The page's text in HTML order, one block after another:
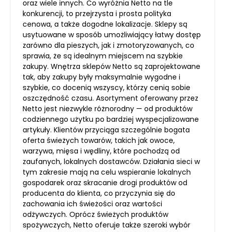
oraz wiele innych. Co wyróżnia Netto na tle
konkurencji, to przejrzysta i prosta polityka
cenowa, a także dogodne lokalizacje. Sklepy są
usytuowane w sposób umożliwiający łatwy dostęp
zarówno dla pieszych, jak i zmotoryzowanych, co
sprawia, że są idealnym miejscem na szybkie
zakupy. Wnętrza sklepów Netto są zaprojektowane
tak, aby zakupy były maksymalnie wygodne i
szybkie, co docenią wszyscy, którzy cenią sobie
oszczędność czasu. Asortyment oferowany przez
Netto jest niezwykle różnorodny — od produktów
codziennego użytku po bardziej wyspecjalizowane
artykuły. Klientów przyciąga szczególnie bogata
oferta świeżych towarów, takich jak owoce,
warzywa, mięsa i wędliny, które pochodzą od
zaufanych, lokalnych dostawców. Działania sieci w
tym zakresie mają na celu wspieranie lokalnych
gospodarek oraz skracanie drogi produktów od
producenta do klienta, co przyczynia się do
zachowania ich świeżości oraz wartości
odżywczych. Oprócz świeżych produktów
spożywczych, Netto oferuje także szeroki wybór